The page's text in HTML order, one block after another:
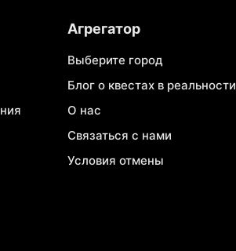
Агрегатор
Выберите город
Блог о квестах в реальности
О нас
Связаться с нами
Условия отмены